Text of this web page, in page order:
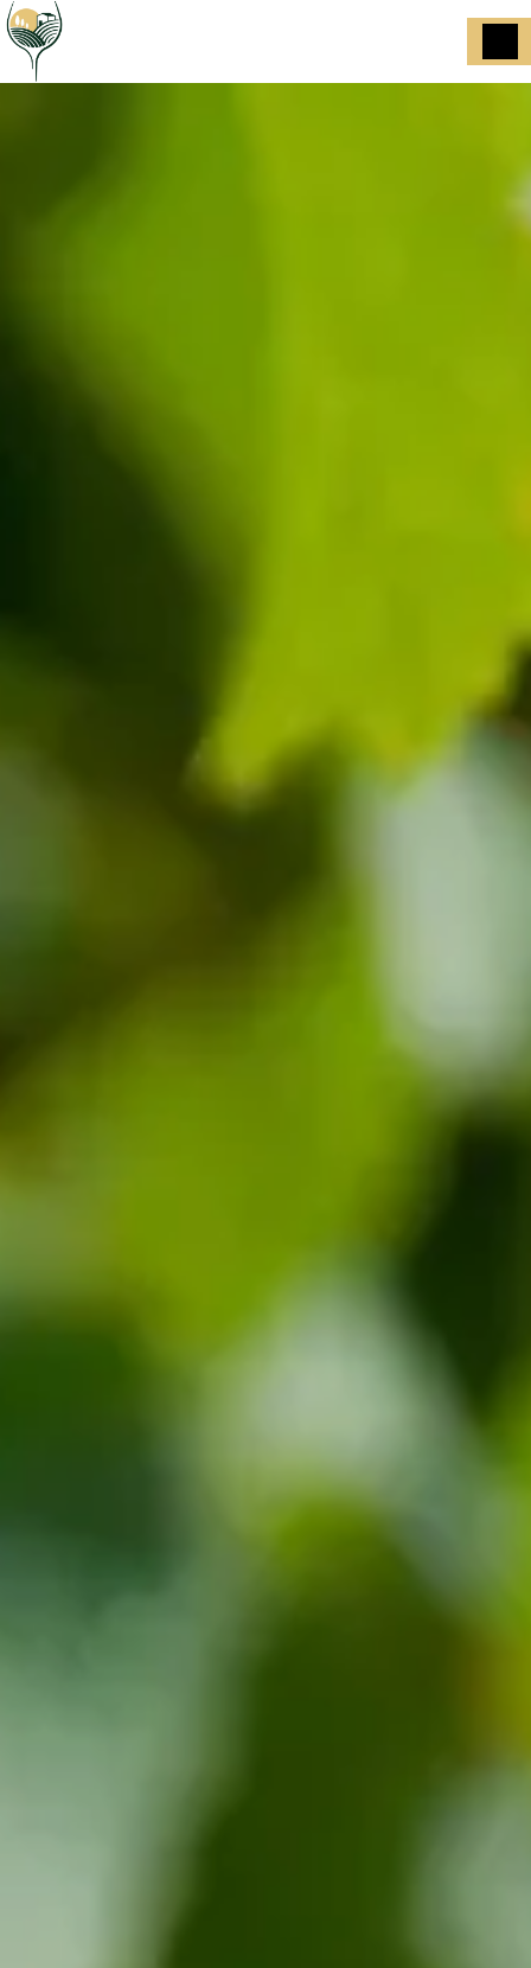
Panneau de gestion des cookies